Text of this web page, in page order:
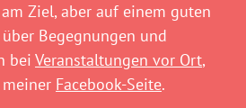
Ziel, aber auf einem guten
Begegnungen und
bei Veranstaltungen vor Ort,
Facebook-Seite.